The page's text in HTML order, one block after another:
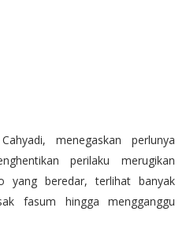
menegaskan perlunya
perilaku merugikan
yang beredar, terlihat banyak
fasum hingga mengganggu